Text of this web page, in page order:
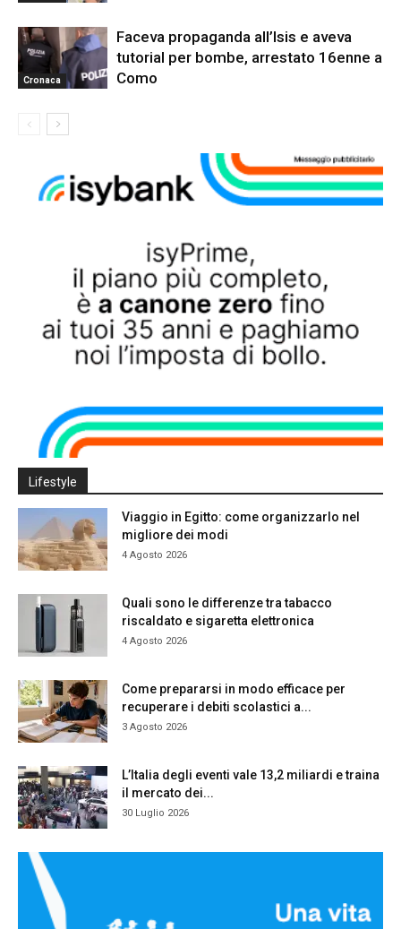
Cronaca
Faceva propaganda all’Isis e aveva
tutorial per bombe, arrestato 16enne a
Como
Lifestyle
Viaggio in Egitto: come organizzarlo nel
migliore dei modi
4 Agosto 2026
Quali sono le differenze tra tabacco
riscaldato e sigaretta elettronica
4 Agosto 2026
Come prepararsi in modo efficace per
recuperare i debiti scolastici a...
3 Agosto 2026
L’Italia degli eventi vale 13,2 miliardi e traina
il mercato dei...
30 Luglio 2026